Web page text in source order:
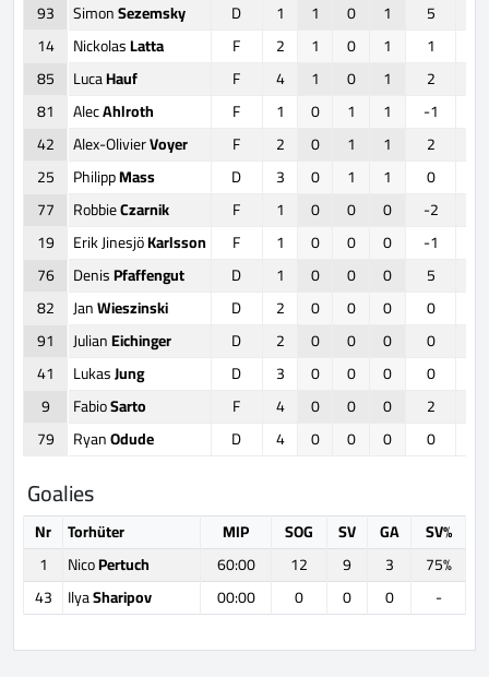
93
SimonSezemsky D 1 1 0 1 5
14
NickolasLatta F 2 1 0 1 1
85
LucaHauf F 4 1 0 1 2
81
AlecAhlroth F 1 0 1 1 -1
42
Alex-OlivierVoyer F 2 0 1 1 2
25
PhilippMass D 3 0 1 1 0
77
RobbieCzarnik F 1 0 0 0 -2
19
Erik JinesjöKarlsson F 1 0 0 0 -1
76
DenisPfaffengut D 1 0 0 0 5
82
JanWieszinski D 2 0 0 0 0
91
JulianEichinger D 2 0 0 0 0
41
LukasJung D 3 0 0 0 0
9
FabioSarto F 4 0 0 0 2
79
RyanOdude D 4 0 0 0 0
Goalies
Nr Torhüter MIP SOG SV GA
SV%
1
NicoPertuch 60:00 12 9 3
75%
43
IlyaSharipov 00:00 0 0 0 -